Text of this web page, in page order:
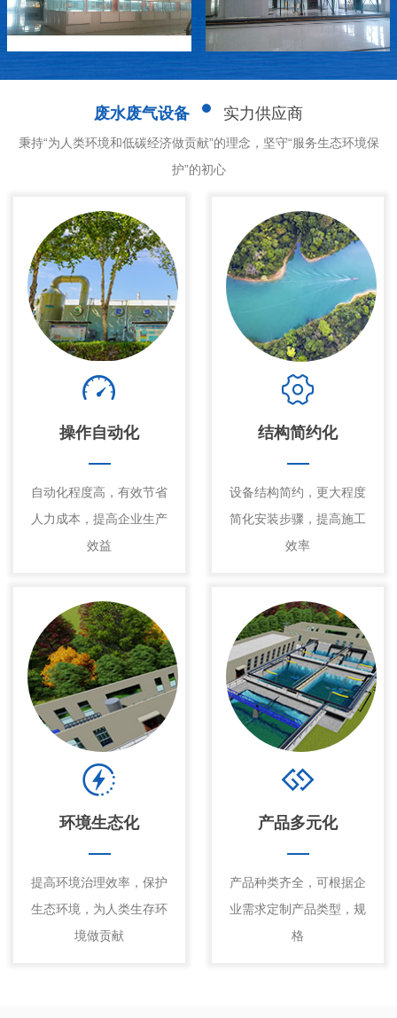
废水废气设备 实力供应商
秉持“为人类环境和低碳经济做贡献”的理念，坚守“服务生态环境保
护”的初心
操作自动化
自动化程度高，有效节省
人力成本，提高企业生产
效益
结构简约化
设备结构简约，更大程度
简化安装步骤，提高施工
效率
环境生态化
提高环境治理效率，保护
生态环境，为人类生存环
境做贡献
产品多元化
产品种类齐全，可根据企
业需求定制产品类型，规
格